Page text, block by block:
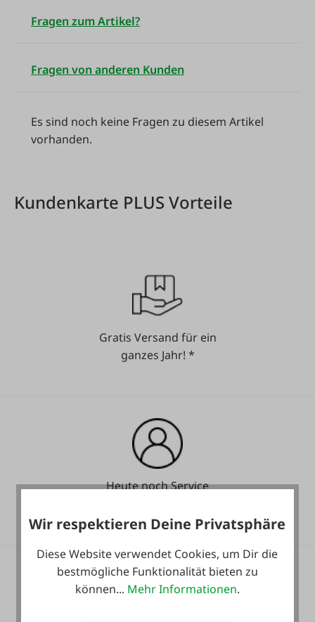
Fragen zum Artikel?
Fragen von anderen Kunden
Es sind noch keine Fragen zu diesem Artikel
vorhanden.
Kundenkarte PLUS Vorteile
Gratis Versand für ein
ganzes Jahr! *
Heute noch Service
Wir respektieren Deine Privatsphäre
Diese Website verwendet Cookies, um Dir die
bestmögliche Funktionalität bieten zu
können... Mehr Informationen.